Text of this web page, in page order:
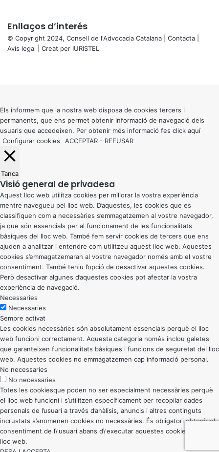
Enllaços d’interés
© Copyright 2024, Consell de l'Advocacia Catalana | Contacta
Avís legal | Creat per IURISTEL
button
Els informem que la nostra web disposa de cookies tercers i
permanents, que ens permet obtenir informació de navegació dels
usuaris que accedeixen. Per obtenir més informació fes click aquí
Configurar cookies
ACCEPTAR - REFUSAR
Tanca
Visió general de privadesa
Aquest lloc web utilitza cookies per millorar la vostra experiència
mentre navegueu pel lloc web. D’aquestes, les cookies que es
classifiquen com a necessàries s’emmagatzemen al vostre navegador,
ja que són essencials per al funcionament de les funcionalitats
bàsiques del lloc web. També fem servir cookies de tercers que ens
ajuden a analitzar i entendre com utilitzeu aquest lloc web. Aquestes
cookies s’emmagatzemaran al vostre navegador només amb el vostre
consentiment. També teniu l’opció de desactivar aquestes cookies.
Però desactivar algunes d’aquestes cookies pot afectar la vostra
experiència de navegació.
Necessaries
Necessaries
Sempre activat
Les cookies necessàries són absolutament essencials perquè el lloc
web funcioni correctament. Aquesta categoria només inclou galetes
que garanteixen funcionalitats bàsiques i funcions de seguretat del lloc
web. Aquestes cookies no emmagatzemen cap informació personal.
No necessaries
No necessaries
Totes les cookiesque poden no ser especialment necessàries perquè
el lloc web funcioni i s’utilitzen específicament per recopilar dades
personals de l’usuari a través d’anàlisis, anuncis i altres continguts
incrustats s’anomenen cookies no necessàries. És obligatori obtenir el
consentiment de l\'usuari abans d\'executar aquestes cookies al vostre
lloc web.